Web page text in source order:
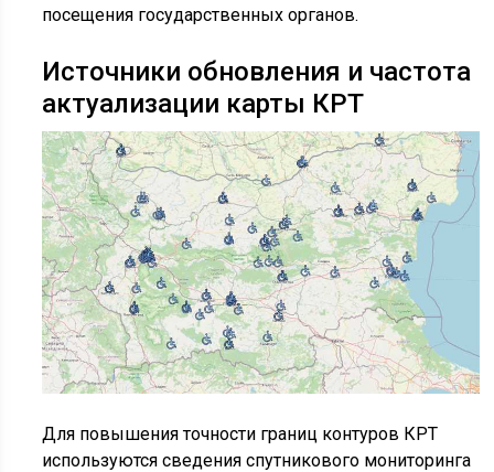
посещения государственных органов.
Источники обновления и частота
актуализации карты КРТ
Для повышения точности границ контуров КРТ
используются сведения спутникового мониторинга